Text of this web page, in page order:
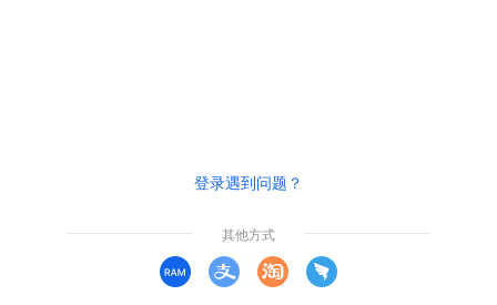
登录遇到问题？
其他方式